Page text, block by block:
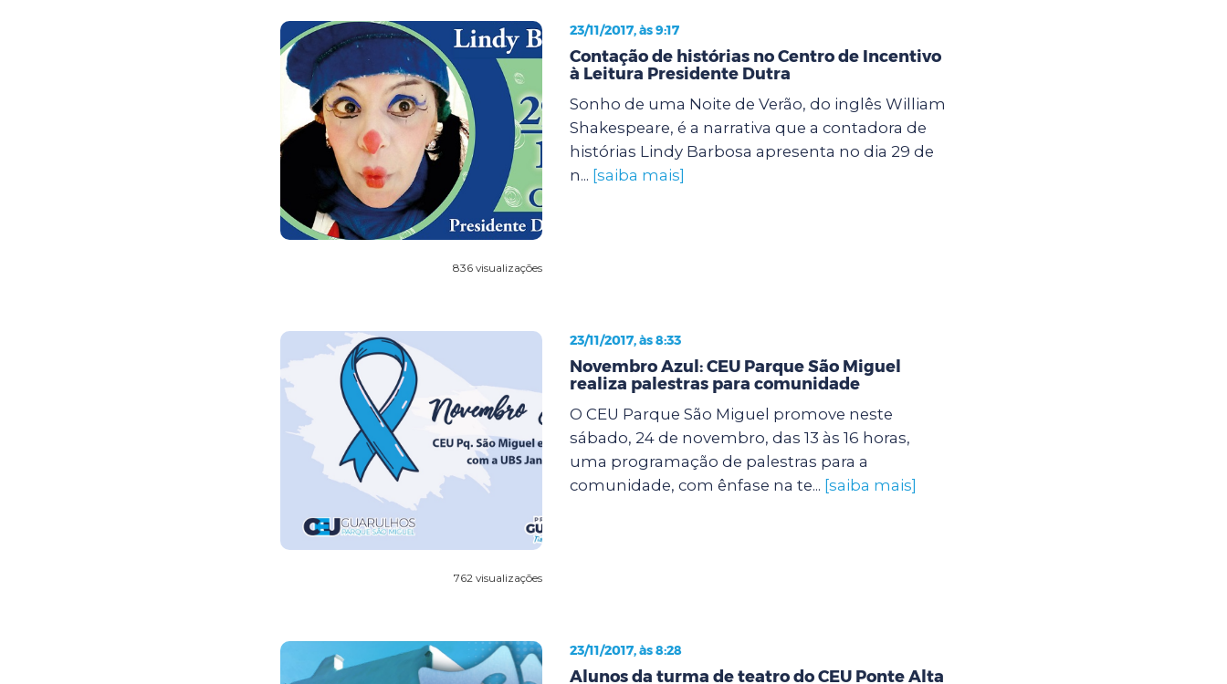
836 visualizações
23/11/2017, às 9:17
Contação de histórias no Centro de Incentivo
à Leitura Presidente Dutra
Sonho de uma Noite de Verão, do inglês William
Shakespeare, é a narrativa que a contadora de
histórias Lindy Barbosa apresenta no dia 29 de
n... [saiba mais]
762 visualizações
23/11/2017, às 8:33
Novembro Azul: CEU Parque São Miguel
realiza palestras para comunidade
O CEU Parque São Miguel promove neste
sábado, 24 de novembro, das 13 às 16 horas,
uma programação de palestras para a
comunidade, com ênfase na te... [saiba mais]
23/11/2017, às 8:28
Alunos da turma de teatro do CEU Ponte Alta